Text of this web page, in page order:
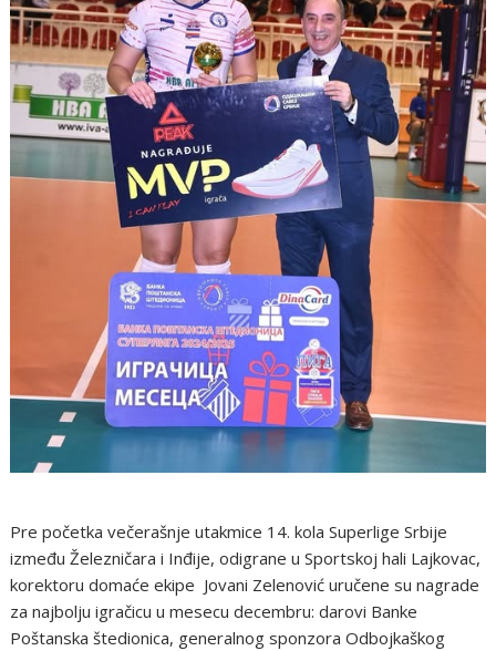
Pre početka večerašnje utakmice 14. kola Superlige Srbije
između Železničara i Inđije, odigrane u Sportskoj hali Lajkovac,
korektoru domaće ekipe Jovani Zelenović uručene su nagrade
za najbolju igračicu u mesecu decembru: darovi Banke
Poštanska štedionica, generalnog sponzora Odbojkaškog